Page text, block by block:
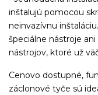
inštalujú pomocou
neinvazívnu
špeciálne nástroje
nástrojov, ktoré už
Cenovo dostupné,
záclonové tyče sú